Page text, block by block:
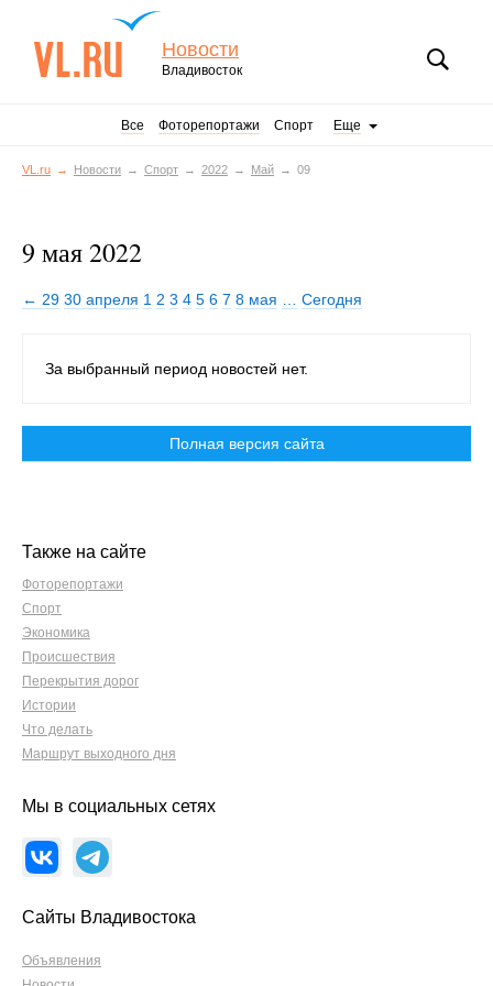
Новости
Владивосток
Все Фоторепортажи Спорт Еще
VL.ru Новости Спорт 2022 Май 09
9 мая 2022
← 29 30 апреля 1 2 3 4 5 6 7 8 мая Сегодня
За выбранный период новостей нет.
Полная версия сайта
Также на сайте
Фоторепортажи
Спорт
Экономика
Происшествия
Перекрытия дорог
Истории
Что делать
Маршрут выходного дня
Мы в социальных сетях
Сайты Владивостока
Объявления